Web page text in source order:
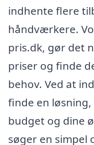
indhente flere
håndværkere.
pris.dk, gør det
priser og finde
behov. Ved at
finde en
budget og dine
søger en simpel